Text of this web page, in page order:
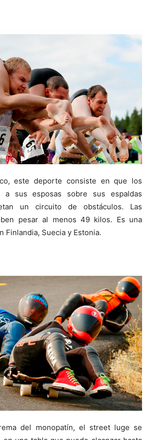
este deporte consiste en que los
a sus esposas sobre sus espaldas
un circuito de obstáculos. Las
pesar al menos 49 kilos. Es una
Finlandia, Suecia y Estonia.
del monopatín, el street luge se